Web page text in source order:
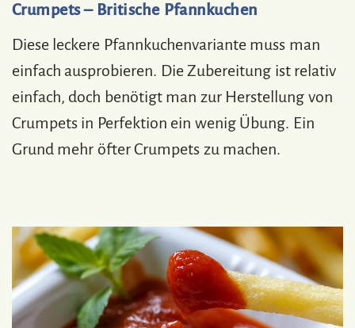
Crumpets – Britische Pfannkuchen
Diese leckere Pfannkuchenvariante muss man
einfach ausprobieren. Die Zubereitung ist relativ
einfach, doch benötigt man zur Herstellung von
Crumpets in Perfektion ein wenig Übung. Ein
Grund mehr öfter Crumpets zu machen.